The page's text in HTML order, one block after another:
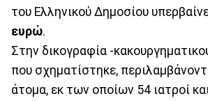
του Ελληνικού Δημοσίου
ευρώ.
Στην δικογραφία -
που σχηματίστηκε,
άτομα, εκ των οποίων 54 ιατροί